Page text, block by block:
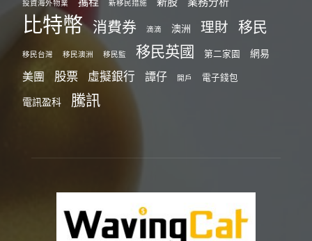
投資海外物業 新移民措施
比特幣 消費券 滴滴 澳洲 理財 移民
移民台灣 移民澳洲 移民監 移民英國 第二家園 網易
美團 股票 虛擬銀行 譚仔 開戶 電子錢包
電訊盈科 騰訊